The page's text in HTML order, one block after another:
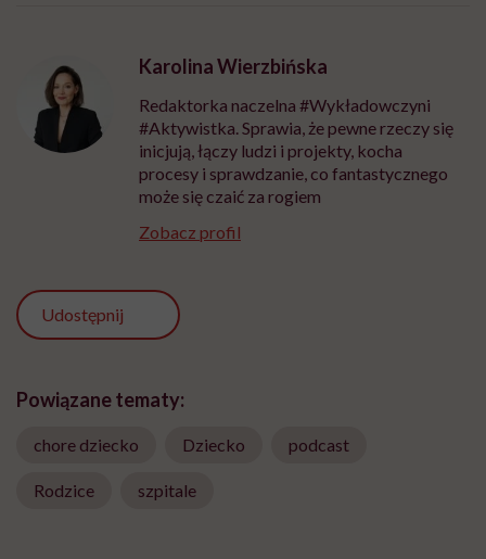
Karolina Wierzbińska
Redaktorka naczelna #Wykładowczyni
#Aktywistka. Sprawia, że pewne rzeczy się
inicjują, łączy ludzi i projekty, kocha
procesy i sprawdzanie, co fantastycznego
może się czaić za rogiem
Zobacz profil
Udostępnij
Powiązane tematy:
chore dziecko Dziecko podcast
Rodzice szpitale